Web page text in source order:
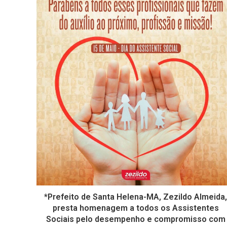
*Prefeito de Santa Helena-MA, Zezildo Almeida,
presta homenagem a todos os Assistentes
Sociais pelo desempenho e compromisso com